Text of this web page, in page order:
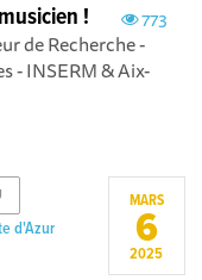
773
!
de Recherche -
- INSERM & Aix-
d'Azur
MARS
6
2025